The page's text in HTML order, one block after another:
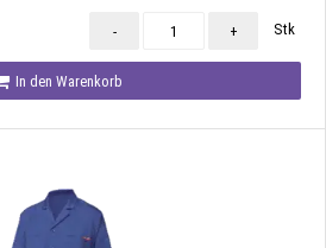
- + Stk
In den Warenkorb